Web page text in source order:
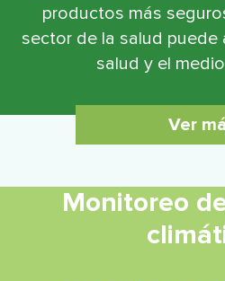
productos más
sector de la salud puede
salud y el
Ver
Monitoreo